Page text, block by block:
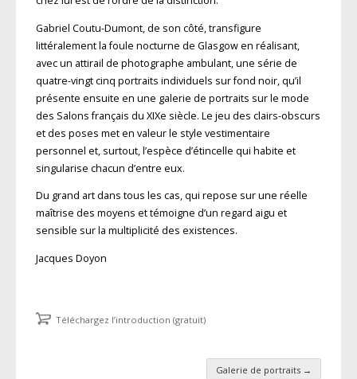
Gabriel Coutu-Dumont, de son côté, transfigure
littéralement la foule nocturne de Glasgow en réalisant,
avec un attirail de photographe ambulant, une série de
quatre-vingt cinq portraits individuels sur fond noir, qu’il
présente ensuite en une galerie de portraits sur le mode
des Salons français du XIXe siècle. Le jeu des clairs-obscurs
et des poses met en valeur le style vestimentaire
personnel et, surtout, l’espèce d’étincelle qui habite et
singularise chacun d’entre eux.
Du grand art dans tous les cas, qui repose sur une réelle
maîtrise des moyens et témoigne d’un regard aigu et
sensible sur la multiplicité des existences.
Jacques Doyon
Téléchargez l’introduction (gratuit)
Galerie de portraits →